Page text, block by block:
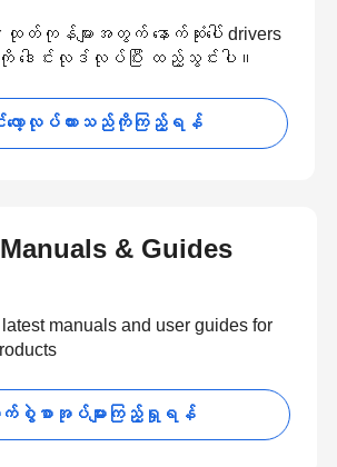
တ်ကုန်များအတွက် နောက်ဆုံးပေါ် drivers
ကို ဒေါင်းလုဒ်လုပ်ပြီး ထည့်သွင်းပါ။
င်းလော့လုပ်ထားသည်ကိုကြည့်ရန်
Manuals & Guides
manuals and user guides for
စွဲစာအုပ်များကြည့်ရှုရန်